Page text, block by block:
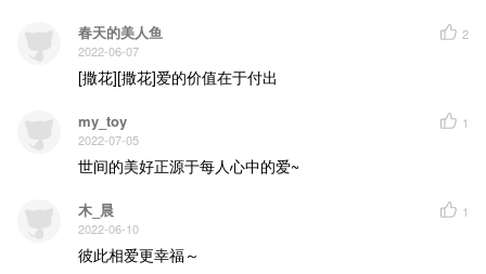
春天的美人鱼
2022-06-07
2
[撒花][撒花]爱的价值在于付出
my_toy
2022-07-05
1
世间的美好正源于每人心中的爱~
木_晨
2022-06-10
1
彼此相爱更幸福～